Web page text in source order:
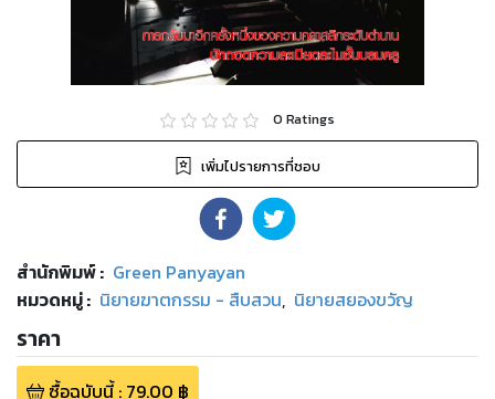
0 Ratings
เพิ่มไปรายการที่ชอบ
สำนักพิมพ์: Green Panyayan
หมวดหมู่: นิยายฆาตกรรม - สืบสวน, นิยายสยองขวัญ
ราคา
ซื้อฉบับนี้: 79.00 ฿